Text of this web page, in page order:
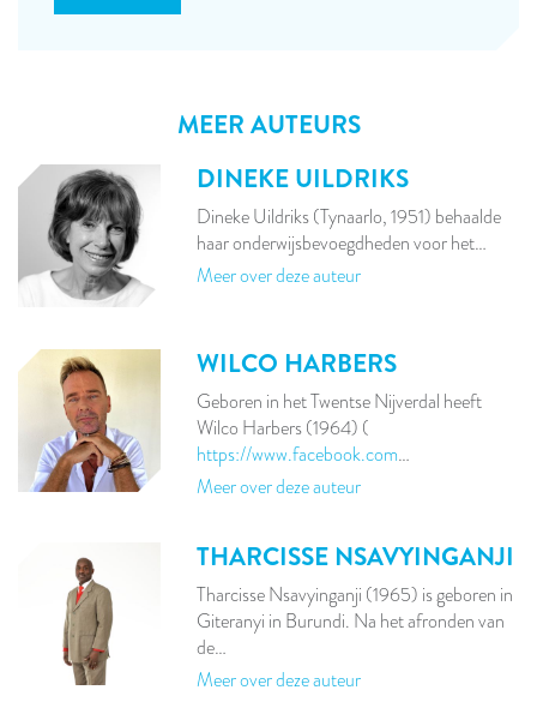
MEER AUTEURS
DINEKE UILDRIKS
Dineke Uildriks (Tynaarlo, 1951) behaalde
haar onderwijsbevoegdheden voor het…
Meer over deze auteur
WILCO HARBERS
Geboren in het Twentse Nijverdal heeft
Wilco Harbers (1964) (
https://www.facebook.com…
Meer over deze auteur
THARCISSE NSAVYINGANJI
Tharcisse Nsavyinganji (1965) is geboren in
Giteranyi in Burundi. Na het afronden van
de…
Meer over deze auteur